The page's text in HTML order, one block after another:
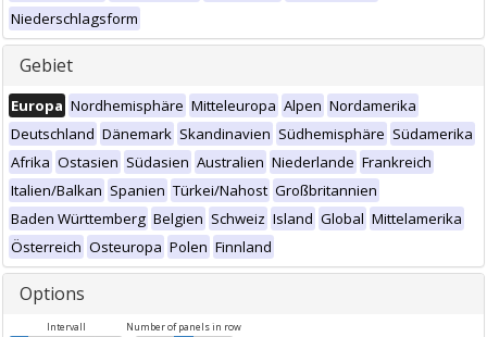
Niederschlagsform
Gebiet
Europa Nordhemisphäre Mitteleuropa Alpen Nordamerika
Deutschland Dänemark Skandinavien Südhemisphäre Südamerika
Afrika Ostasien Südasien Australien Niederlande Frankreich
Italien/Balkan Spanien Türkei/Nahost Großbritannien
Baden Württemberg Belgien Schweiz Island Global Mittelamerika
Österreich Osteuropa Polen Finnland
Options
Intervall Number of panels in row